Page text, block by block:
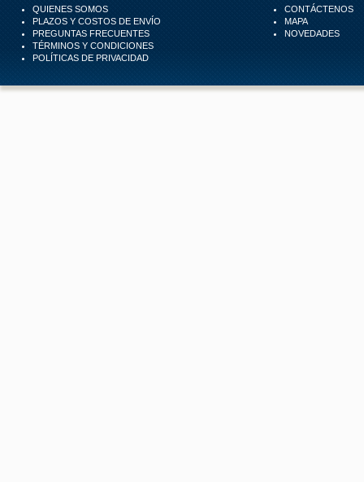
QUIENES SOMOS
PLAZOS Y COSTOS DE ENVÍO
PREGUNTAS FRECUENTES
TÉRMINOS Y CONDICIONES
POLÍTICAS DE PRIVACIDAD
CONTÁCTENOS
MAPA
NOVEDADES